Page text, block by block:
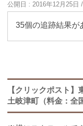
公開日 : 2016年12月25日
35個の追跡結果が
【クリックポスト
土岐津町（料金：全